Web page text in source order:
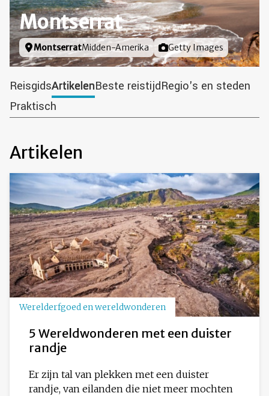
Montserrat
Locatie
MontserratMidden-Amerika Foto door
Getty Images
ReisgidsArtikelenBeste reistijdRegio's en steden
Praktisch
Artikelen
Werelderfgoed en wereldwonderen
5 Wereldwonderen met een duister
randje
Er zijn tal van plekken met een duister
randje, van eilanden die niet meer mochten